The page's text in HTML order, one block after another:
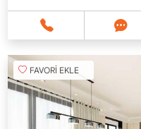
FAVORİ EKLE